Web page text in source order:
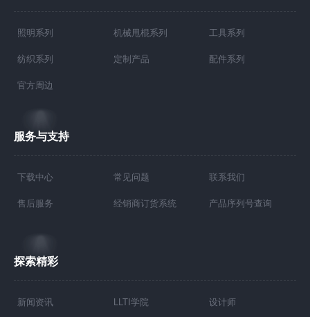
照明系列 机械甩棍系列 工具系列
纺织系列 定制产品 配件系列
官方周边
服务与支持
下载中心 常见问题 联系我们
售后服务 经销商订货系统 产品序列号查询
探索精彩
新闻资讯 LLTI学院 设计师